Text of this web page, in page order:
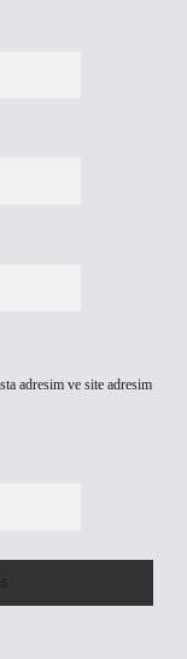
adresim ve site adresim